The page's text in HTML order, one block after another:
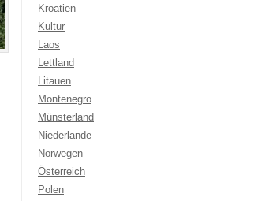
Kroatien
Kultur
Laos
Lettland
Litauen
Montenegro
Münsterland
Niederlande
Norwegen
Österreich
Polen